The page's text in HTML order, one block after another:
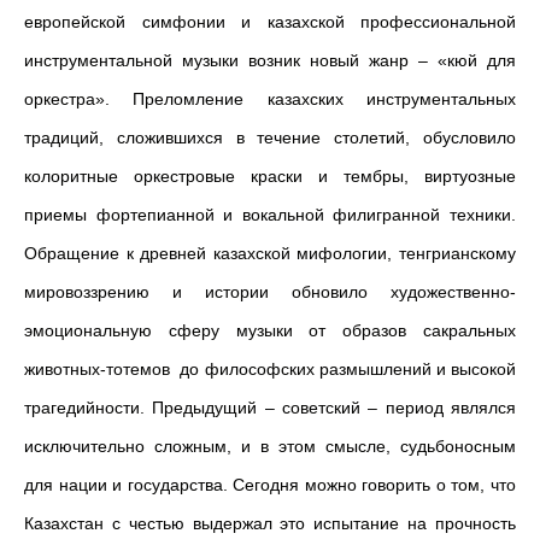
европейской симфонии и казахской профессиональной
инструментальной музыки возник новый жанр – «кюй для
оркестра». Преломление казахских инструментальных
традиций, сложившихся в течение столетий, обусловило
колоритные оркестровые краски и тембры, виртуозные
приемы фортепианной и вокальной филигранной техники.
Обращение к древней казахской мифологии, тенгрианскому
мировоззрению и истории обновило художественно-
эмоциональную сферу музыки от образов сакральных
животных-тотемов до философских размышлений и высокой
трагедийности. Предыдущий – советский – период являлся
исключительно сложным, и в этом смысле, судьбоносным
для нации и государства. Сегодня можно говорить о том, что
Казахстан с честью выдержал это испытание на прочность